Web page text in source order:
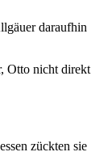
daraufhin
Otto nicht direkt
zückten sie